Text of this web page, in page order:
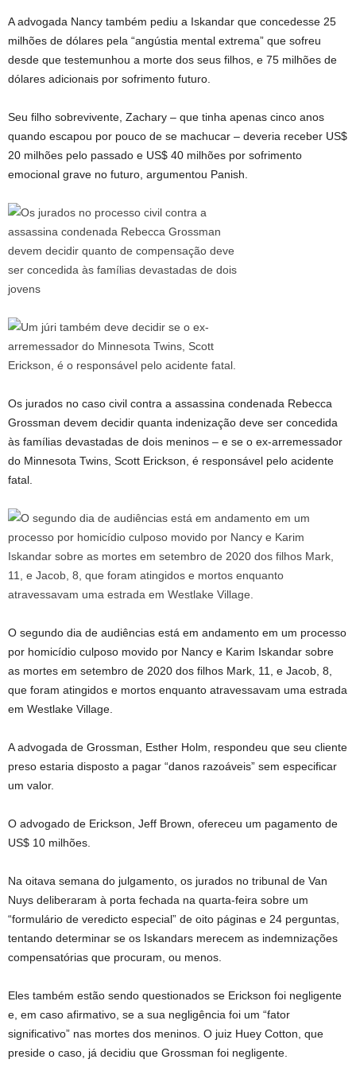
A advogada Nancy também pediu a Iskandar que concedesse 25
milhões de dólares pela “angústia mental extrema” que sofreu
desde que testemunhou a morte dos seus filhos, e 75 milhões de
dólares adicionais por sofrimento futuro.
Seu filho sobrevivente, Zachary – que tinha apenas cinco anos
quando escapou por pouco de se machucar – deveria receber US$
20 milhões pelo passado e US$ 40 milhões por sofrimento
emocional grave no futuro, argumentou Panish.
Os jurados no caso civil contra a assassina condenada Rebecca
Grossman devem decidir quanta indenização deve ser concedida
às famílias devastadas de dois meninos – e se o ex-arremessador
do Minnesota Twins, Scott Erickson, é responsável pelo acidente
fatal.
O segundo dia de audiências está em andamento em um processo
por homicídio culposo movido por Nancy e Karim Iskandar sobre
as mortes em setembro de 2020 dos filhos Mark, 11, e Jacob, 8,
que foram atingidos e mortos enquanto atravessavam uma estrada
em Westlake Village.
A advogada de Grossman, Esther Holm, respondeu que seu cliente
preso estaria disposto a pagar “danos razoáveis” sem especificar
um valor.
O advogado de Erickson, Jeff Brown, ofereceu um pagamento de
US$ 10 milhões.
Na oitava semana do julgamento, os jurados no tribunal de Van
Nuys deliberaram à porta fechada na quarta-feira sobre um
“formulário de veredicto especial” de oito páginas e 24 perguntas,
tentando determinar se os Iskandars merecem as indemnizações
compensatórias que procuram, ou menos.
Eles também estão sendo questionados se Erickson foi negligente
e, em caso afirmativo, se a sua negligência foi um “fator
significativo” nas mortes dos meninos. O juiz Huey Cotton, que
preside o caso, já decidiu que Grossman foi negligente.